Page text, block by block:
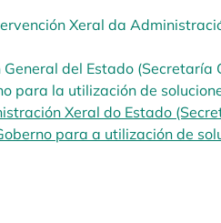
Xeral da
del Estado
para la utilización de
Xeral do Estado
para a utilización de